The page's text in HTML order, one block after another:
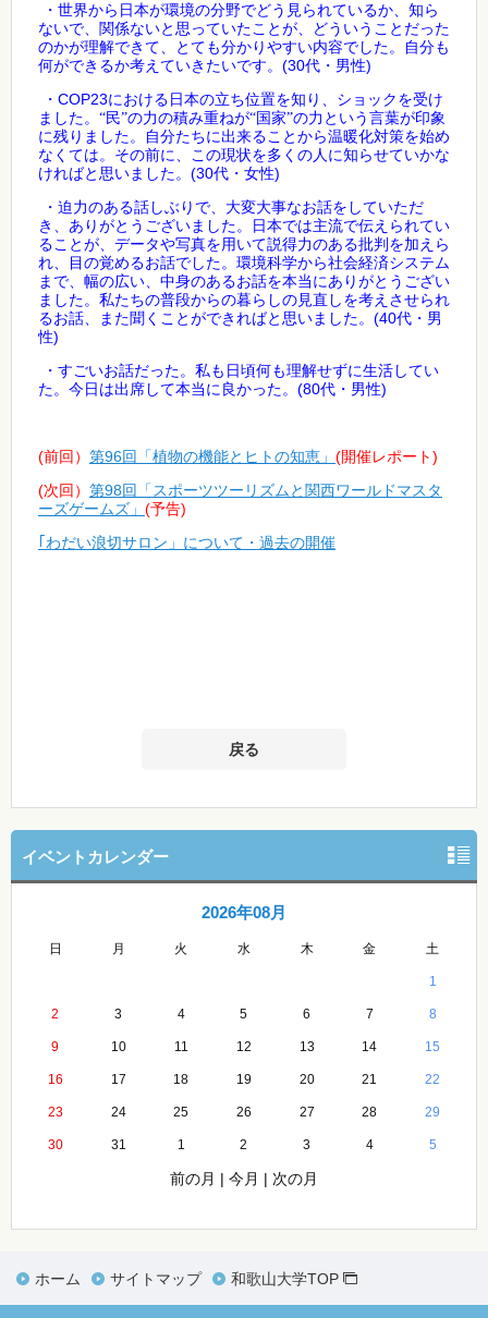
・世界から日本が環境の分野でどう見られているか、知ら
ないで、関係ないと思っていたことが、どういうことだった
のかが理解できて、とても分かりやすい内容でした。自分も
何ができるか考えていきたいです。 (30代・男性)
・ COP23における日本の立ち位置を知り、ショックを受け
ました。“民”の力の積み重ねが“国家”の力という言葉が印象
に残りました。自分たちに出来ることから温暖化対策を始め
なくては。その前に、この現状を多くの人に知らせていかな
ければと思いました。 (30代・女性)
・迫力のある話しぶりで、大変大事なお話をしていただ
き、ありがとうございました。日本では主流で伝えられてい
ることが、データや写真を用いて説得力のある批判を加えら
れ、目の覚めるお話でした。環境科学から社会経済システム
まで、幅の広い、中身のあるお話を本当にありがとうござい
ました。私たちの普段からの暮らしの見直しを考えさせられ
るお話、また聞くことができればと思いました。 (40代・男
性)
・すごいお話だった。私も日頃何も理解せずに生活してい
た。今日は出席して本当に良かった。 (80代・男性)
(前回） 第96回「植物の機能とヒトの知恵」 (開催レポート)
(次回） 第98回「スポーツツーリズムと関西ワールドマスタ
ーズゲームズ」 (予告)
｢わだい浪切サロン」について・過去の開催
戻る
イベントカレンダー
2026年08月
日 月 火 水 木 金 土
1
2 3 4 5 6 7 8
9 10 11 12 13 14 15
16 17 18 19 20 21 22
23 24 25 26 27 28 29
30 31 1 2 3 4 5
前の月 | 今月 | 次の月
ホーム サイトマップ 和歌山大学TOP